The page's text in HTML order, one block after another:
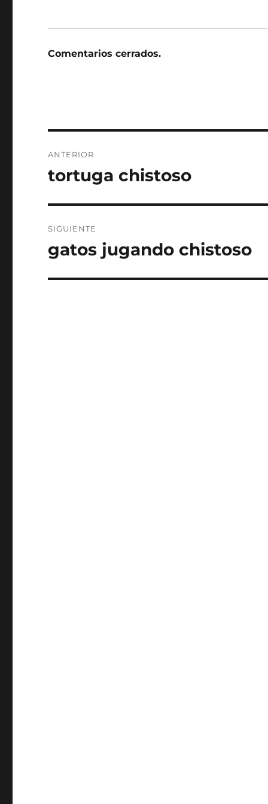
Comentarios cerrados.
de
ANTERIOR
Entrada
tortuga chistoso
SIGUIENTE
Entrada
gatos jugando chistoso